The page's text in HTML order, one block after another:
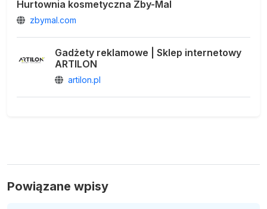
Hurtownia kosmetyczna Zby-Mal
zbymal.com
Gadżety reklamowe | Sklep internetowy
ARTILON
artilon.pl
Powiązane wpisy